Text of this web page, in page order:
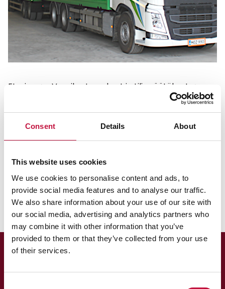
Consent Details About
This website uses cookies
We use cookies to personalise content and ads, to
provide social media features and to analyse our traffic.
We also share information about your use of our site with
our social media, advertising and analytics partners who
may combine it with other information that you’ve
provided to them or that they’ve collected from your use
of their services.
Etusivu
Vuosikertomukset ja tilinpäätökset
Vuosikertomus 2016
ekovoimalaitoksella alkoi.
Vuosikertomus 2016